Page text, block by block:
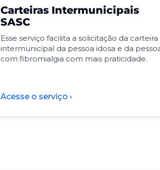
Carteiras Intermunicipais
SASC
Esse serviço facilita a solicitação da carteira
intermunicipal da pessoa idosa e da
com fibromialgia com mais praticidade.
Acesse o serviço ›